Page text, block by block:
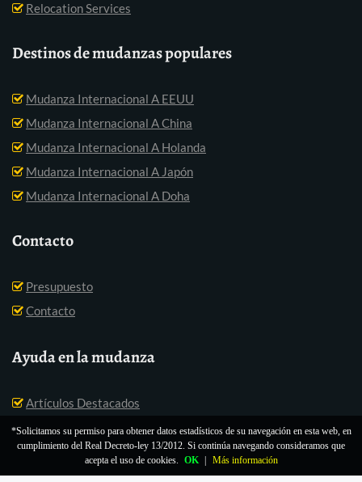
Relocation Services
Destinos de mudanzas populares
Mudanza Internacional A EEUU
Mudanza Internacional A China
Mudanza Internacional A Holanda
Mudanza Internacional A Japón
Mudanza Internacional A Doha
Contacto
Presupuesto
Contacto
Ayuda en la mudanza
Artículos Destacados
*Solicitamos su permiso para obtener datos estadísticos de su navegación en esta web, en
cumplimiento del Real Decreto-ley 13/2012. Si continúa navegando consideramos que
acepta el uso de cookies. OK Más información